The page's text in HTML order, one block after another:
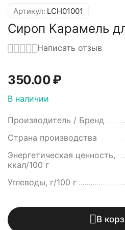
Артикул: LCH01001
Сироп Карамель
Написать отзыв
350.00₽
В наличии
Производитель / Бренд
Страна производства
Энергетическая ценность,
ккал/100 г
Углеводы, г/100 г
В